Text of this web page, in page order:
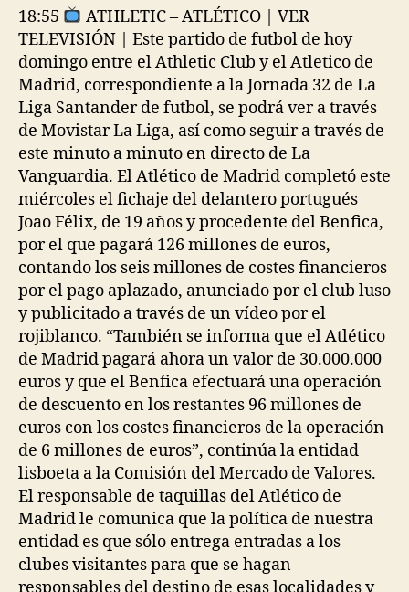
entrada
entrada
18:55
ATHLETIC – ATLÉTICO | VER
TELEVISIÓN | Este partido de futbol de hoy
domingo entre el Athletic Club y el Atletico de
Madrid, correspondiente a la Jornada 32 de La
Liga Santander de futbol, se podrá ver a través
de Movistar La Liga, así como seguir a través de
este minuto a minuto en directo de La
Vanguardia. El Atlético de Madrid completó este
miércoles el fichaje del delantero portugués
Joao Félix, de 19 años y procedente del Benfica,
por el que pagará 126 millones de euros,
contando los seis millones de costes financieros
por el pago aplazado, anunciado por el club luso
y publicitado a través de un vídeo por el
rojiblanco. “También se informa que el Atlético
de Madrid pagará ahora un valor de 30.000.000
euros y que el Benfica efectuará una operación
de descuento en los restantes 96 millones de
euros con los costes financieros de la operación
de 6 millones de euros”, continúa la entidad
lisboeta a la Comisión del Mercado de Valores.
El responsable de taquillas del Atlético de
Madrid le comunica que la política de nuestra
entidad es que sólo entrega entradas a los
clubes visitantes para que se hagan
responsables del destino de esas localidades y